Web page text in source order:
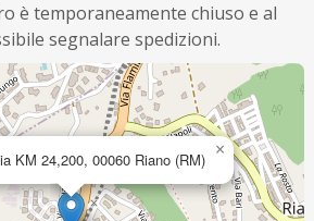
è temporaneamente chiuso e al
segnalare spedizioni.
KM 24,200, 00060 Riano (RM) ×